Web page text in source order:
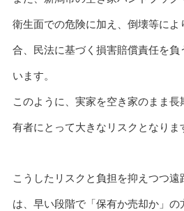
衛生面での危険に加え、倒壊等に
合、民法に基づく損害賠償責任を負
います。
このように、実家を空き家のまま
有者にとって大きなリスクとなりま
こうしたリスクと負担を抑えつつ
は、早い段階で「保有か売却か」